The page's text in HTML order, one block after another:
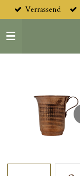
direct
naar
de
hoofdinhoud
Verrassend